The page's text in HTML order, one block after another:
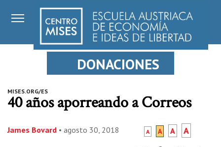
DONACIONES
MISES.ORG/ES
40 años aporreando a Correos
James Bovard • agosto 30, 2018 A A A A